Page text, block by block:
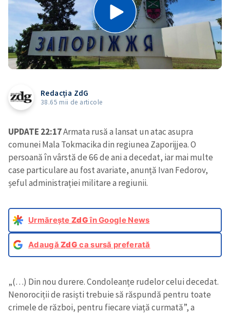
Redacția ZdG
38.65 mii de articole
UPDATE 22:17Armata rusă a lansat un atac asupra
comunei Mala Tokmacika din regiunea Zaporijjea. O
persoană în vârstă de 66 de ani a decedat, iar mai multe
case particulare au fost avariate, anunță Ivan Fedorov,
șeful administrației militare a regiunii.
Urmărește ZdGîn Google News
AdaugăZdG ca sursă preferată
„(…) Din nou durere. Condoleanțe rudelor celui decedat.
Nenorociții de rasiști trebuie să răspundă pentru toate
crimele de război, pentru fiecare viață curmată”, a